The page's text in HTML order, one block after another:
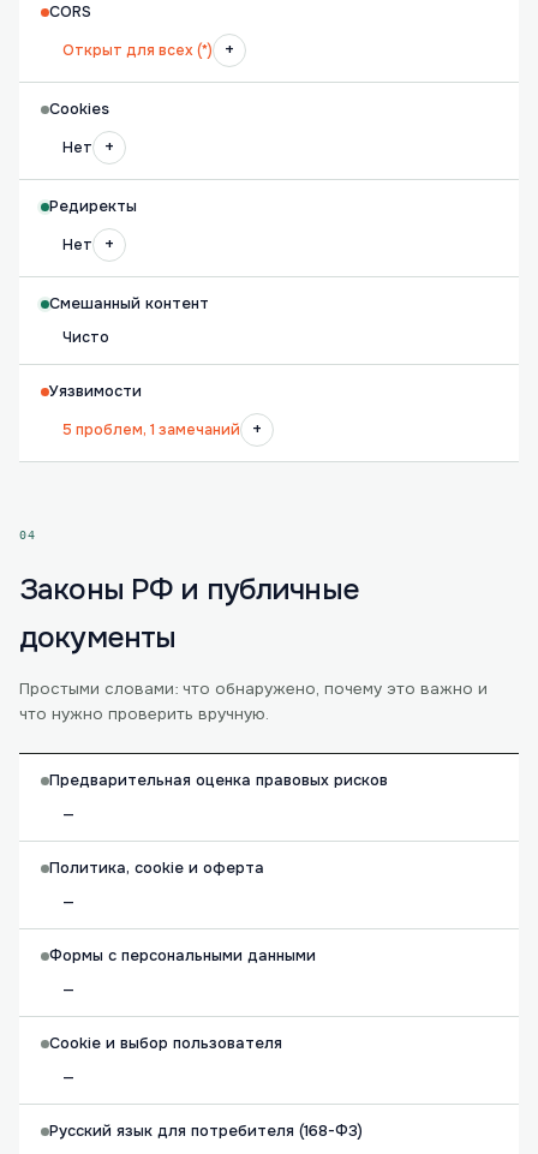
CORS
Открыт для всех (*)
+
Cookies
Нет
+
Редиректы
Нет
+
Смешанный контент
Чисто
Уязвимости
5 проблем, 1 замечаний
+
04
Законы РФ и публичные
документы
Простыми словами: что обнаружено, почему это важно и
что нужно проверить вручную.
Предварительная оценка правовых рисков
—
Политика, cookie и оферта
—
Формы с персональными данными
—
Cookie и выбор пользователя
—
Русский язык для потребителя (168-ФЗ)